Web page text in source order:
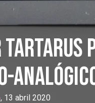
Tartarus
, 13 abril 2020